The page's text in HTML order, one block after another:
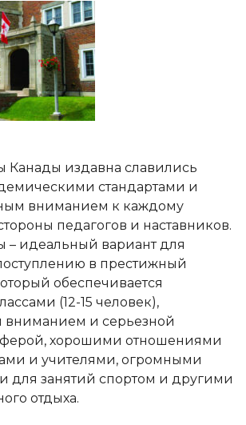
Канады издавна славились
стандартами и
вниманием к каждому
педагогов и наставников.
– идеальный вариант для
в престижный
обеспечивается
(12-15 человек),
вниманием и серьезной
хорошими отношениями
и учителями, огромными
для занятий спортом и другими
отдыха.